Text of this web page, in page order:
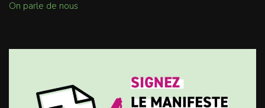
On parle de nous